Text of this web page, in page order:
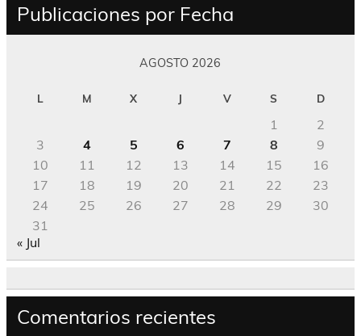
Publicaciones por Fecha
AGOSTO 2026
L M X J V S D
1
2
3
4 5 6 7 8
9
10
11 12 13 14 15
16
17
18 19 20 21 22
23
24
25 26 27 28 29
30
31
« Jul
Comentarios recientes